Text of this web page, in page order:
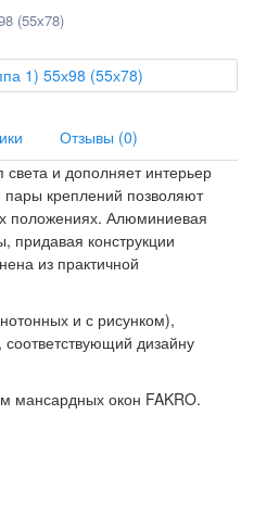
(55х78)
Отзывы (0)
света и дополняет интерьер
креплений позволяют
положениях. Алюминиевая
придавая конструкции
из практичной
и с рисунком),
соответствующий дизайну
мансардных окон FAKRO.